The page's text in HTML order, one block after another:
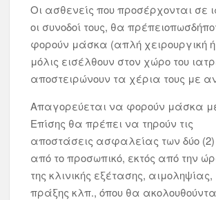
Οι ασθενείς που προσέρχονται σε
οι συνοδοί τους, θα
φορούν μάσκα (απλή χειρουργική
μόλις εισέλθουν στον χώρο του
αποστειρώνουν τα χέρια τους με
Απαγορεύεται να φορούν μάσκα
Επίσης θα πρέπει να τηρούν τις
αποστάσεις ασφαλείας των δύο
από το προσωπικό, εκτός από την
της κλινικής εξέτασης, αιμοληψίας,
πράξης κλπ., όπου θα